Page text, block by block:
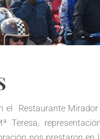
Mirador de